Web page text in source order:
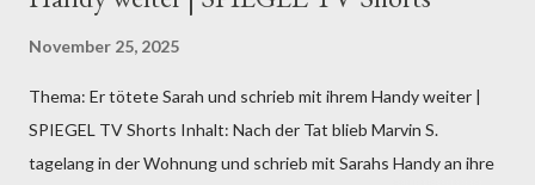
November 25, 2025
Thema: Er tötete Sarah und schrieb mit ihrem Handy weiter |
SPIEGEL TV Shorts Inhalt: Nach der Tat blieb Marvin S.
tagelang in der Wohnung und schrieb mit Sarahs Handy an ihre